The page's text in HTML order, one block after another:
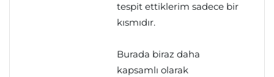
tespit ettiklerim sadece bir
kısmıdır.
Burada biraz daha
kapsamlı olarak